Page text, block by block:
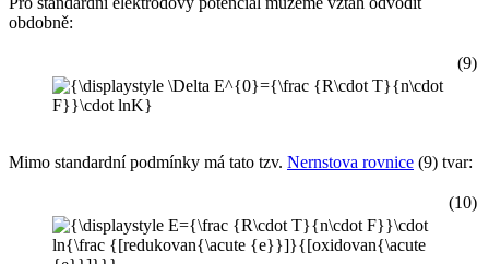
obdobně:
(9)
Mimo standardní podmínky má tato tzv. Nernstova rovnice (9) tvar:
(10)